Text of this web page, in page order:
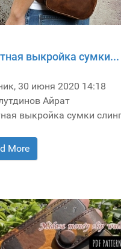
выкройка сумки...
30 июня 2020 14:18
Айрат
выкройка сумки
More